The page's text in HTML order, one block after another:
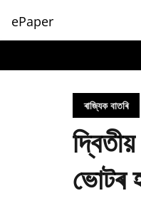
ePaper
ৰাজ্যিক বাতৰি
ভোটৰ